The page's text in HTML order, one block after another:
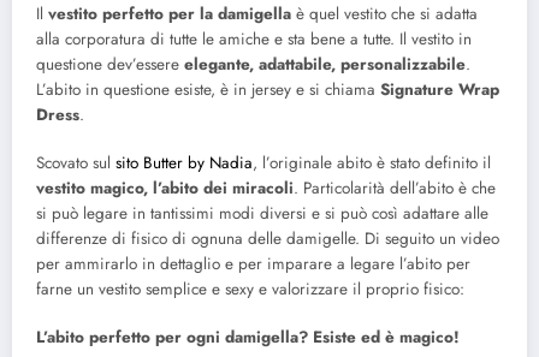
Il vestito perfetto per la damigella è quel vestito che si adatta
alla corporatura di tutte le amiche e sta bene a tutte. Il vestito in
questione dev’essere elegante, adattabile, personalizzabile.
L’abito in questione esiste, è in jersey e si chiama Signature Wrap
Dress.
Scovato sul sito Butter by Nadia, l’originale abito è stato definito il
vestito magico, l’abito dei miracoli. Particolarità dell’abito è che
si può legare in tantissimi modi diversi e si può così adattare alle
differenze di fisico di ognuna delle damigelle. Di seguito un video
per ammirarlo in dettaglio e per imparare a legare l’abito per
farne un vestito semplice e sexy e valorizzare il proprio fisico:
L’abito perfetto per ogni damigella? Esiste ed è magico!